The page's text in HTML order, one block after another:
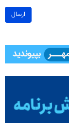
ارسال